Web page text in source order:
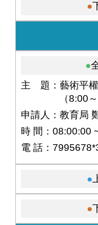
主 題：藝術平
（8:00
申請人：教育局
時 間：08:00:00
電 話：